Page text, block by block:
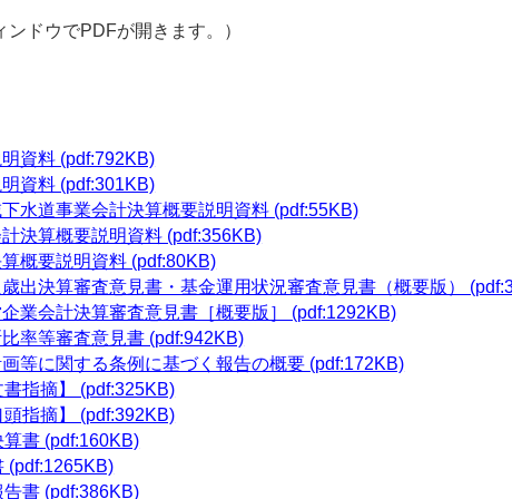
ドウでPDFが開きます。）
資料 (pdf:792KB)
資料 (pdf:301KB)
水道事業会計決算概要説明資料 (pdf:55KB)
決算概要説明資料 (pdf:356KB)
概要説明資料 (pdf:80KB)
出決算審査意見書・基金運用状況審査意見書（概要版）
業会計決算審査意見書［概要版］ (pdf:1292KB)
率等審査意見書 (pdf:942KB)
等に関する条例に基づく報告の概要 (pdf:172KB)
指摘】 (pdf:325KB)
指摘】 (pdf:392KB)
書 (pdf:160KB)
(pdf:1265KB)
書 (pdf:386KB)